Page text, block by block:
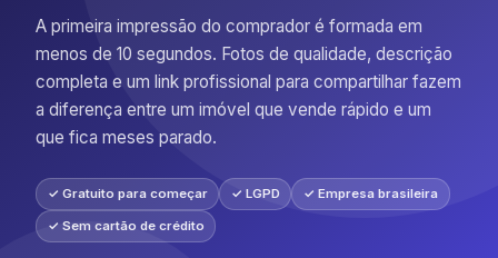
A primeira impressão do comprador é formada em
menos de 10 segundos. Fotos de qualidade, descrição
completa e um link profissional para compartilhar fazem
a diferença entre um imóvel que vende rápido e um
que fica meses parado.
✓ Gratuito para começar ✓ LGPD ✓ Empresa brasileira
✓ Sem cartão de crédito